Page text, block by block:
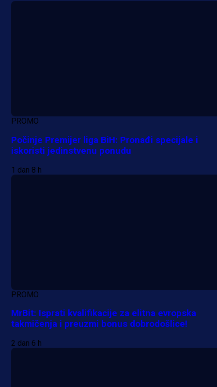
PROMO
Počinje Premijer liga BiH: Pronađi specijale i
iskoristi jedinstvenu ponudu
1 dan 8 h
PROMO
MrBit: Isprati kvalifikacije za elitna evropska
takmičenja i preuzmi bonus dobrodošlice!
2 dan 6 h